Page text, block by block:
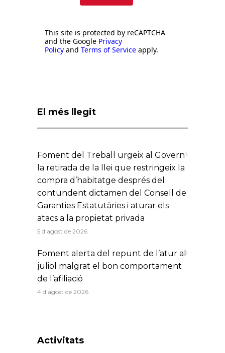
This site is protected by reCAPTCHA
and the Google Privacy
Policy and Terms of Service apply.
El més llegit
Foment del Treball urgeix al Govern
la retirada de la llei que restringeix la
compra d’habitatge després del
contundent dictamen del Consell de
Garanties Estatutàries i aturar els
atacs a la propietat privada
5 d'agost de 2026
Foment alerta del repunt de l’atur al
juliol malgrat el bon comportament
de l’afiliació
4 d'agost de 2026
Activitats